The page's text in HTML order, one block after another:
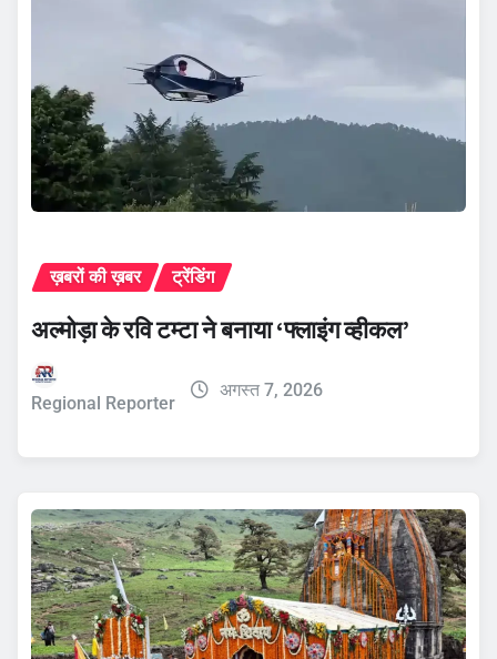
ख़बरों की ख़बर ट्रेंडिंग
अल्मोड़ा के रवि टम्टा ने बनाया ‘फ्लाइंग व्हीकल’
Regional Reporter
अगस्त 7, 2026